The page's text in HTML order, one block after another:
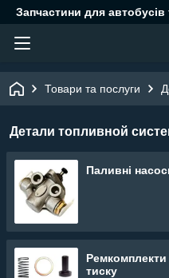
Запчастини для автобусів
Товари та послуги
Детали топливной
Паливні
Ремкомплекти
тиску